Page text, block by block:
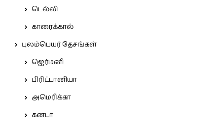
டெல்லி
காரைக்கால்
புலம்பெயர் தேசங்கள்
ஜெர்மனி
பிரிட்டானியா
அமெரிக்கா
கனடா